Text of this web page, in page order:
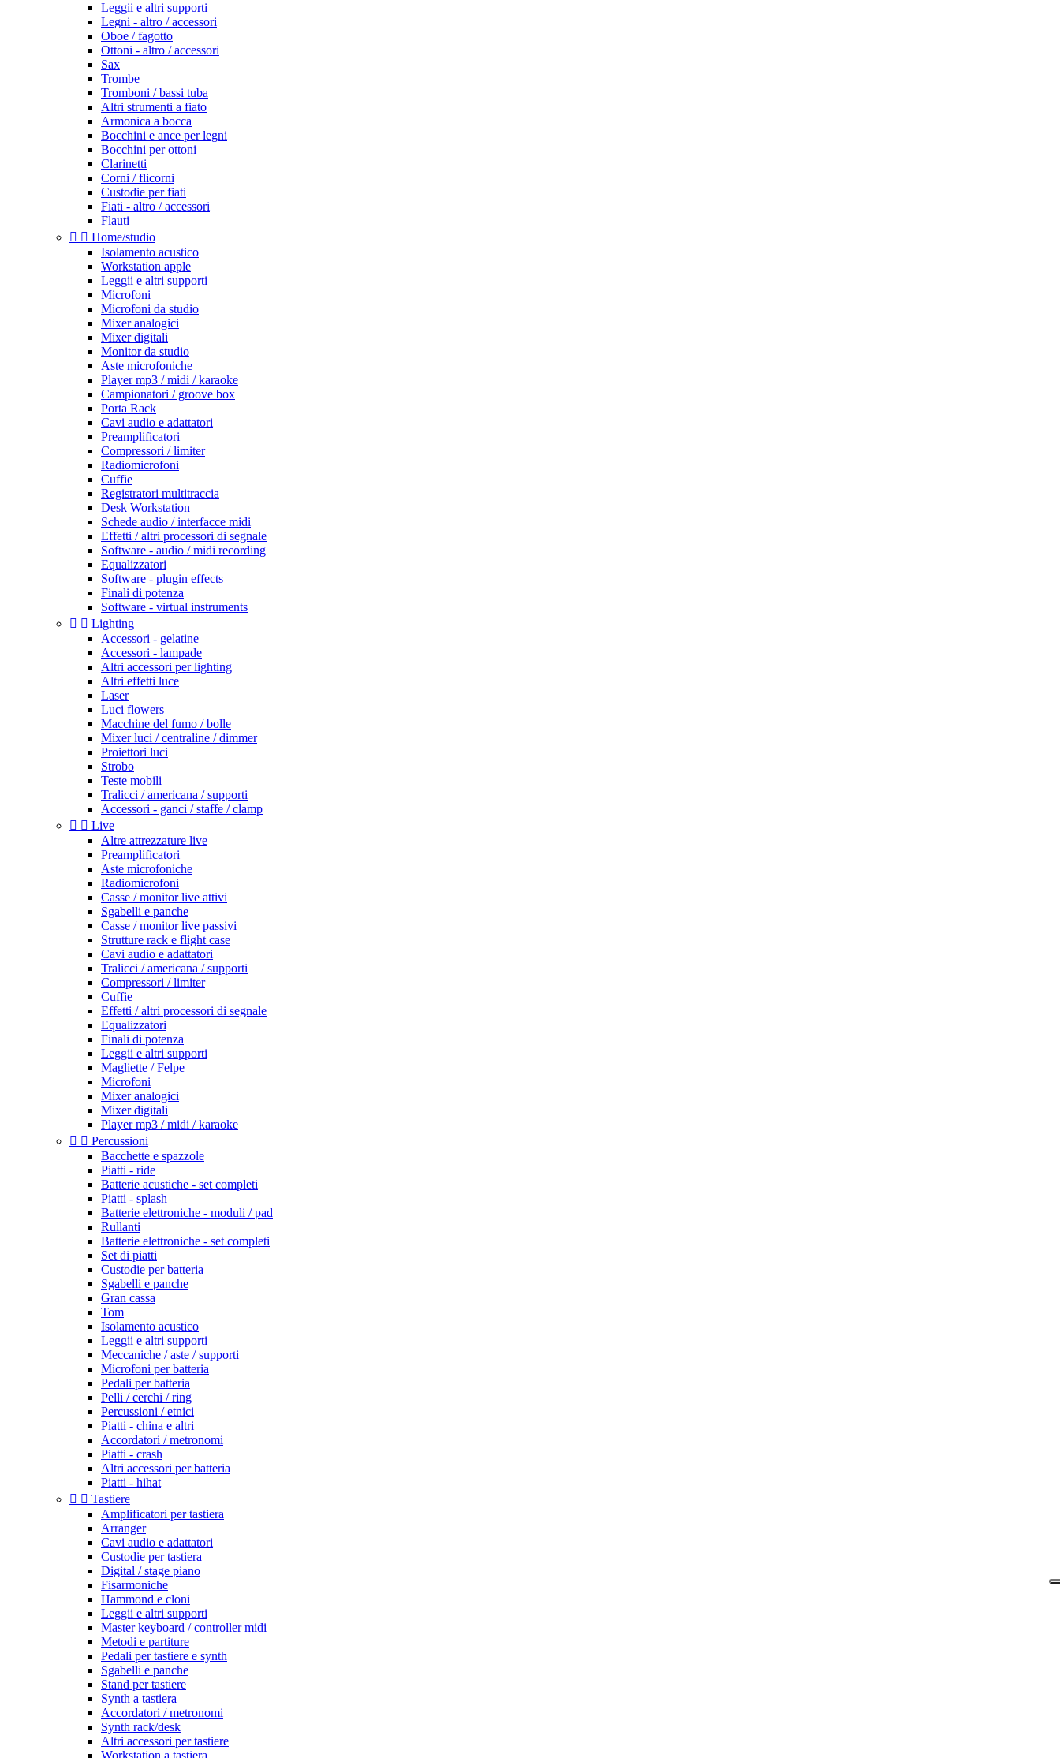
Leggii e altri supporti
Legni - altro / accessori
Oboe / fagotto
Ottoni - altro / accessori
Sax
Trombe
Tromboni / bassi tuba
Altri strumenti a fiato
Armonica a bocca
Bocchini e ance per legni
Bocchini per ottoni
Clarinetti
Corni / flicorni
Custodie per fiati
Fiati - altro / accessori
Flauti
  Home/studio
Isolamento acustico
Workstation apple
Leggii e altri supporti
Microfoni
Microfoni da studio
Mixer analogici
Mixer digitali
Monitor da studio
Aste microfoniche
Player mp3 / midi / karaoke
Campionatori / groove box
Porta Rack
Cavi audio e adattatori
Preamplificatori
Compressori / limiter
Radiomicrofoni
Cuffie
Registratori multitraccia
Desk Workstation
Schede audio / interfacce midi
Effetti / altri processori di segnale
Software - audio / midi recording
Equalizzatori
Software - plugin effects
Finali di potenza
Software - virtual instruments
  Lighting
Accessori - gelatine
Accessori - lampade
Altri accessori per lighting
Altri effetti luce
Laser
Luci flowers
Macchine del fumo / bolle
Mixer luci / centraline / dimmer
Proiettori luci
Strobo
Teste mobili
Tralicci / americana / supporti
Accessori - ganci / staffe / clamp
  Live
Altre attrezzature live
Preamplificatori
Aste microfoniche
Radiomicrofoni
Casse / monitor live attivi
Sgabelli e panche
Casse / monitor live passivi
Strutture rack e flight case
Cavi audio e adattatori
Tralicci / americana / supporti
Compressori / limiter
Cuffie
Effetti / altri processori di segnale
Equalizzatori
Finali di potenza
Leggii e altri supporti
Magliette / Felpe
Microfoni
Mixer analogici
Mixer digitali
Player mp3 / midi / karaoke
  Percussioni
Bacchette e spazzole
Piatti - ride
Batterie acustiche - set completi
Piatti - splash
Batterie elettroniche - moduli / pad
Rullanti
Batterie elettroniche - set completi
Set di piatti
Custodie per batteria
Sgabelli e panche
Gran cassa
Tom
Isolamento acustico
Leggii e altri supporti
Meccaniche / aste / supporti
Microfoni per batteria
Pedali per batteria
Pelli / cerchi / ring
Percussioni / etnici
Piatti - china e altri
Accordatori / metronomi
Piatti - crash
Altri accessori per batteria
Piatti - hihat
  Tastiere
Amplificatori per tastiera
Arranger
Cavi audio e adattatori
Custodie per tastiera
Digital / stage piano
Fisarmoniche
Hammond e cloni
Leggii e altri supporti
Master keyboard / controller midi
Metodi e partiture
Pedali per tastiere e synth
Sgabelli e panche
Stand per tastiere
Synth a tastiera
Accordatori / metronomi
Synth rack/desk
Altri accessori per tastiere
Workstation a tastiera